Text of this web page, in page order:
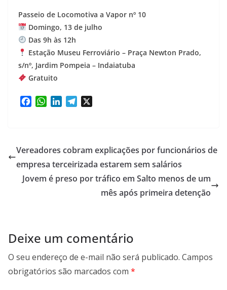
Passeio de Locomotiva a Vapor nº 10
Domingo, 13 de julho
Das 9h às 12h
Estação Museu Ferroviário – Praça Newton Prado,
s/nº, Jardim Pompeia – Indaiatuba
Gratuito
b
o
k
W
s
p
p
e
I
n
g
a
m
Vereadores cobram explicações por funcionários de
empresa terceirizada estarem sem salários
Jovem é preso por tráfico em Salto menos de um
mês após primeira detenção
Deixe um comentário
O seu endereço de e-mail não será publicado. Campos
obrigatórios são marcados com *